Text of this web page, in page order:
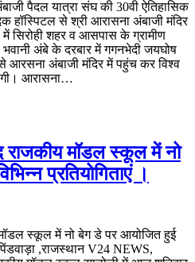
पैदल यात्रा संघ की 30वी ऐतिहासिक
हॉस्पिटल से श्री आरासना अंबाजी मंदिर
में सिरोही शहर व आसपास के ग्रामीण
भवानी अंबे के दरबार में गगनभेदी जयघोष
आरसना अंबाजी मंदिर में पहुंच कर विश्व
आरासना…
राजकीय मॉडल स्कूल में नो
प्रतियोगिताएं ।
मॉडल स्कूल में नो बेग डे पर आयोजित हुई
,राजस्थान V24 NEWS,